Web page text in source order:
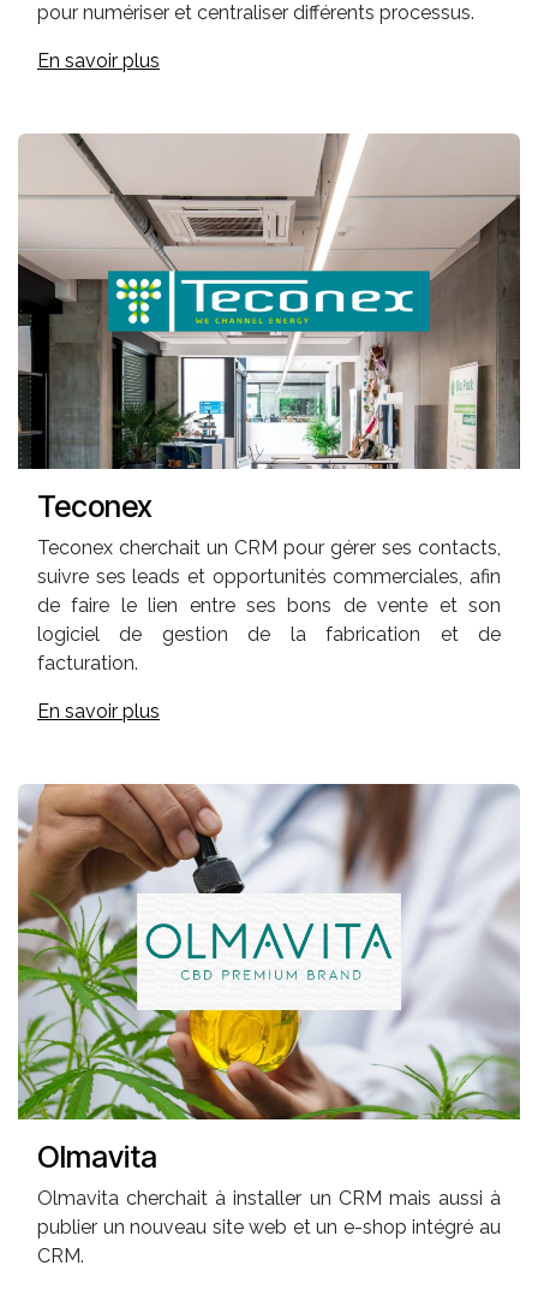
pour numériser et centraliser différents processus.
En savoir plus
Teconex
Teconex cherchait un CRM pour gérer ses contacts,
suivre ses leads et opportunités commerciales, afin
de faire le lien entre ses bons de vente et son
logiciel de gestion de la fabrication et de
facturation.
En savoir plus
Olmavita
Olmavita cherchait à installer un CRM mais aussi à
publier un nouveau site web et un e-shop intégré au
CRM.